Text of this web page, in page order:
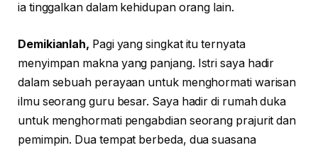
ia tinggalkan dalam kehidupan orang lain.
Demikianlah, Pagi yang singkat itu ternyata
menyimpan makna yang panjang. Istri saya hadir
dalam sebuah perayaan untuk menghormati warisan
ilmu seorang guru besar. Saya hadir di rumah duka
untuk menghormati pengabdian seorang prajurit dan
pemimpin. Dua tempat berbeda, dua suasana